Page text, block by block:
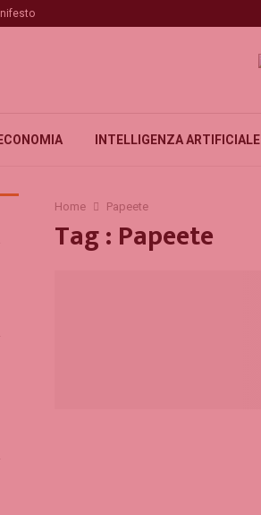
ECONOMIA INTELLIGENZA ARTIFICIALE
Home Papeete
Tag : Papeete